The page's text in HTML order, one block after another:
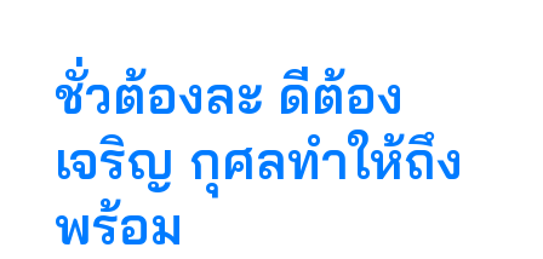
ชั่วต้องละ ดีต้อง
เจริญ กุศลทำให้ถึง
พร้อม